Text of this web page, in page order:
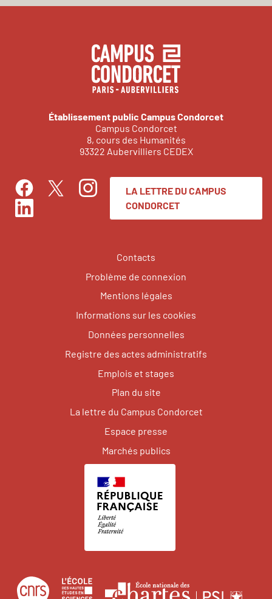
Établissement public Campus Condorcet
Campus Condorcet
8, cours des Humanités
93322 Aubervilliers CEDEX
FacebookTwitterInstagram
LinkedIn
LA LETTRE DU CAMPUS
CONDORCET
Contacts
Problème de connexion
Mentions légales
Informations sur les cookies
Données personnelles
Registre des actes administratifs
Emplois et stages
Plan du site
La lettre du Campus Condorcet
Espace presse
Marchés publics
Centre École